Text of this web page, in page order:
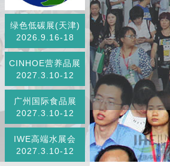
绿色低碳展(天津)
2026.9.16-18
CINHOE营养品展
2027.3.10-12
广州国际食品展
2027.3.10-12
IWE高端水展会
2027.3.10-12